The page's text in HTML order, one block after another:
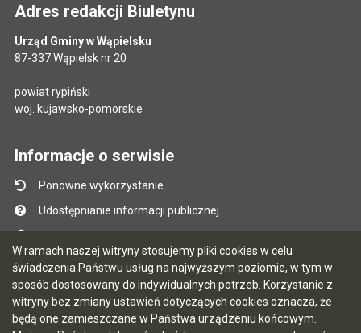
W ramach naszej witryny stosujemy pliki cookies w celu
świadczenia Państwu usług na najwyższym poziomie, w tym w
sposób dostosowany do indywidualnych potrzeb. Korzystanie z
witryny bez zmiany ustawień dotyczących cookies oznacza, że
będą one zamieszczane w Państwa urządzeniu końcowym.
Adres redakcji Biuletynu
Urząd Gminy w Wąpielsku
87-337 Wąpielsk nr 20
powiat rypiński
woj. kujawsko-pomorskie
Informacje o serwisie
Ponowne wykorzystanie
Udostępnianie informacji publicznej
Mapa serwisu
Instrukcja obsługi
Statystyki oglądalności
Ostatnio dodane